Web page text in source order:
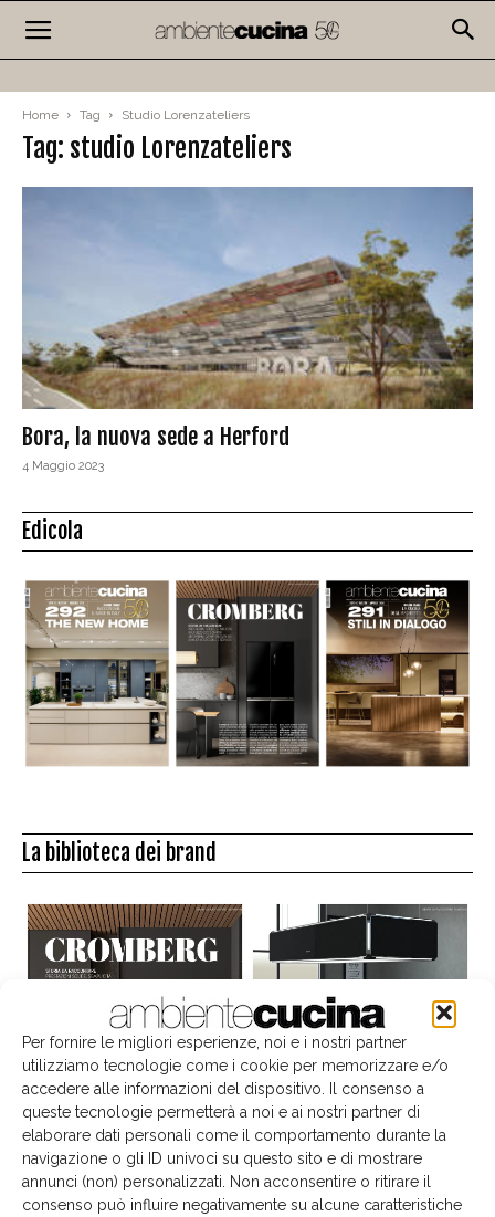
Per fornire le migliori esperienze, noi e i nostri partner
utilizziamo tecnologie come i cookie per memorizzare e/o
accedere alle informazioni del dispositivo. Il consenso a
queste tecnologie permetterà a noi e ai nostri partner di
elaborare dati personali come il comportamento durante la
navigazione o gli ID univoci su questo sito e di mostrare
annunci (non) personalizzati. Non acconsentire o ritirare il
consenso può influire negativamente su alcune caratteristiche
Home Tag Studio Lorenzateliers
Tag: studio Lorenzateliers
Bora, la nuova sede a Herford
4 Maggio 2023
Edicola
La biblioteca dei brand